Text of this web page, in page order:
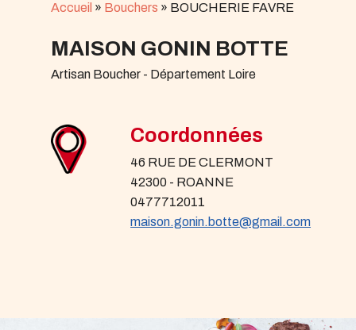
Accueil » Bouchers » BOUCHERIE FAVRE
MAISON GONIN BOTTE
Artisan Boucher - Département Loire
Coordonnées
46 RUE DE CLERMONT
42300 - ROANNE
0477712011
maison.gonin.botte@gmail.com